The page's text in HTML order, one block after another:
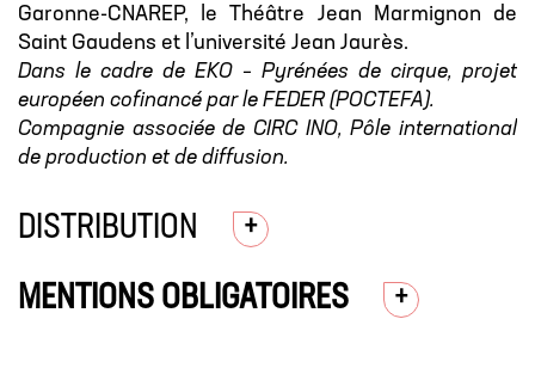
Garonne-CNAREP, le Théâtre Jean Marmignon de
Saint Gaudens et l’université Jean Jaurès.
Dans le cadre de EKO – Pyrénées de cirque, projet
européen cofinancé par le FEDER (POCTEFA).
Compagnie associée de CIRC INO, Pôle international
de production et de diffusion.
DISTRIBUTION
MENTIONS OBLIGATOIRES